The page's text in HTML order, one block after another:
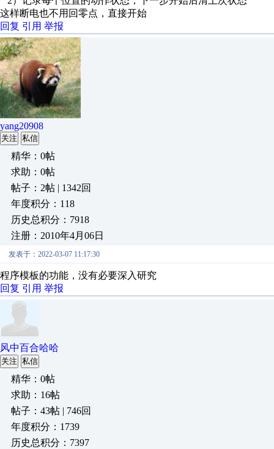
这样断电也不用回零点，直接开始
回复 引用 举报
yang20908
关注 私信
精华：0帖
求助：0帖
帖子：2帖 | 1342回
年度积分：118
历史总积分：7918
注册：2010年4月06日
发表于：2022-03-07 11:17:30
程序模板的功能，没有必要深入研究
回复 引用 举报
风中百合哈哈
关注 私信
精华：0帖
求助：16帖
帖子：43帖 | 746回
年度积分：1739
历史总积分：7397